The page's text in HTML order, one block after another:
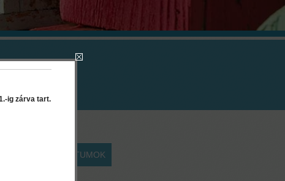
2.25 l
DOKUMENTUMOK
ig zárva tart.